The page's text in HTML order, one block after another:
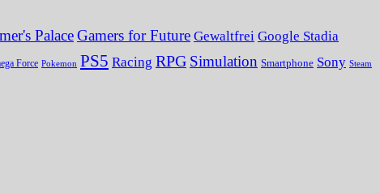
PalaceGamers for Future Gewaltfrei Google Stadia
Force Pokemon PS5 Racing RPG Simulation Smartphone Sony Steam